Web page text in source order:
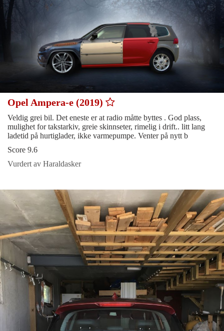
Opel Ampera-e (2019)
Veldig grei bil. Det eneste er at radio måtte byttes . God plass,
mulighet for takstarkiv, greie skinnseter, rimelig i drift.. litt lang
ladetid på hurtiglader, ikke varmepumpe. Venter på nytt b
Score 9.6
Vurdert av Haraldasker